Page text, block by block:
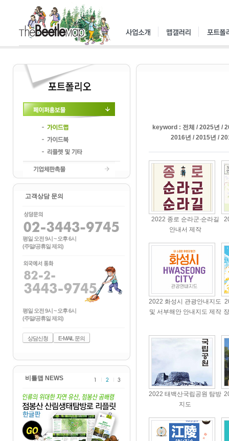
페이퍼홍보물
가이드맵
가이드북
리플렛및기타
기업체판촉물
고객상담 문의
평일 오전 9시 ~ 오후 6시
(주말/공휴일 제외)
평일 오전 9시 ~ 오후 6시
(주말/공휴일 제외)
상담신청 E-MAIL 문의
비틀맵 NEWS
keyword : 전체 / 2025년 /
2016년 / 2015년 /
2022 종로 순라군∙순라길
안내서 제작
2022 화성시 관광안내지도
및 서부해안 안내지도 제작
2022 태백산국립공원 탐방
지도